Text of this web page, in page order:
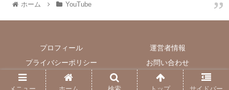
ホーム YouTube
プロフィール
運営者情報
プライバシーポリシー
お問い合わせ
© 2020 トレンド日和.